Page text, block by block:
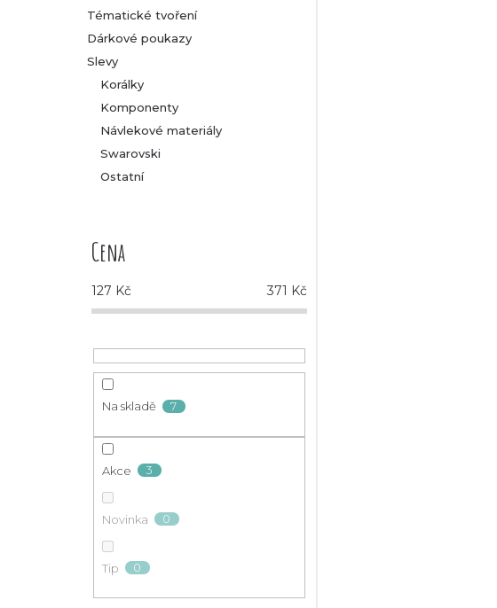
Tématické tvoření
Dárkové poukazy
Slevy
Korálky
Komponenty
Návlekové materiály
Swarovski
Ostatní
Cena
127 Kč 371 Kč
Na skladě 7
Akce 3
Novinka 0
Tip 0